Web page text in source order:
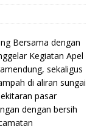
Bersama dengan
Kegiatan Apel
sekaligus
di aliran sungai
pasar
dengan bersih